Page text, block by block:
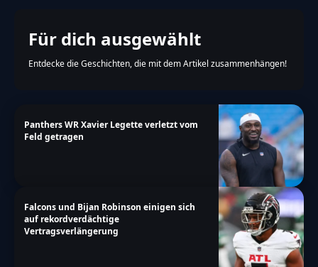
Für dich ausgewählt
Entdecke die Geschichten, die mit dem Artikel zusammenhängen!
Panthers WR Xavier Legette verletzt vom
Feld getragen
Falcons und Bijan Robinson einigen sich
auf rekordverdächtige
Vertragsverlängerung